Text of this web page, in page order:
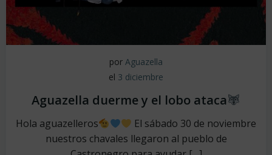
por Aguazella
el 3 diciembre
Aguazella duerme y el lobo ataca
Hola aguazelleros
El sábado 30 de noviembre
nuestros chavales llegaron al pueblo de